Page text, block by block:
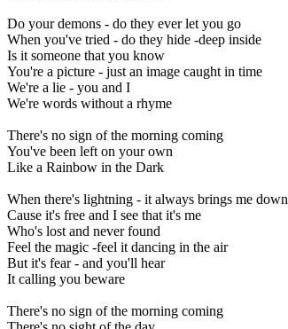
Do your demons - do they ever let you go
When you've tried - do they hide -deep inside
Is it someone that you know
You're a picture - just an image caught in time
We're a lie - you and I
We're words without a rhyme
There's no sign of the morning coming
You've been left on your own
Like a Rainbow in the Dark
When there's lightning - it always brings me down
Cause it's free and I see that it's me
Who's lost and never found
Feel the magic -feel it dancing in the air
But it's fear - and you'll hear
It calling you beware
There's no sign of the morning coming